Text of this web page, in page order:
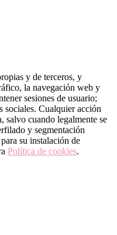
y de terceros, y
la navegación web y
sesiones de usuario;
sociales. Cualquier acción
salvo cuando legalmente se
y segmentación
su instalación de
Política de cookies.